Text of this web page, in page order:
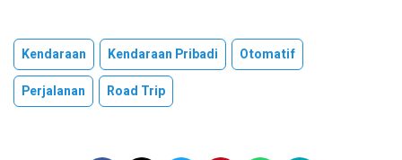
Kendaraan Kendaraan Pribadi
Otomatif
Perjalanan
Road Trip